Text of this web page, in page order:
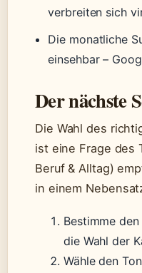
verbreiten sich
Die monatliche
einsehbar –
Der nächste
Die Wahl des
ist eine Frage des
Beruf & Alltag)
in einem
Bestimme
die Wahl der
Wähle den